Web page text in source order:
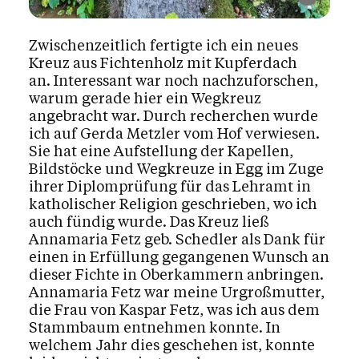
Zwischenzeitlich fertigte ich ein neues
Kreuz aus Fichtenholz mit Kupferdach
an. Interessant war noch nachzuforschen,
warum gerade hier ein Wegkreuz
angebracht war. Durch recherchen wurde
ich auf Gerda Metzler vom Hof verwiesen.
Sie hat eine Aufstellung der Kapellen,
Bildstöcke und Wegkreuze in Egg im Zuge
ihrer Diplomprüfung für das Lehramt in
katholischer Religion geschrieben, wo ich
auch fündig wurde. Das Kreuz ließ
Annamaria Fetz geb. Schedler als Dank für
einen in Erfüllung gegangenen Wunsch an
dieser Fichte in Oberkammern anbringen.
Annamaria Fetz war meine Urgroßmutter,
die Frau von Kaspar Fetz, was ich aus dem
Stammbaum entnehmen konnte. In
welchem Jahr dies geschehen ist, konnte